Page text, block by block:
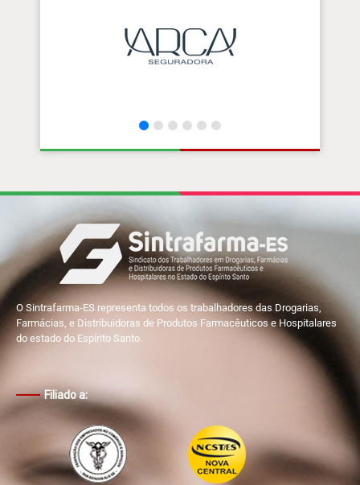
O Sintrafarma-ES representa todos os trabalhadores das Drogarias,
Farmácias, e Distribuidoras de Produtos Farmacêuticos e Hospitalares
do estado do Espírito Santo.
Filiado a: